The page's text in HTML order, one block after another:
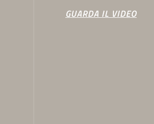
GUARDA IL VIDEO